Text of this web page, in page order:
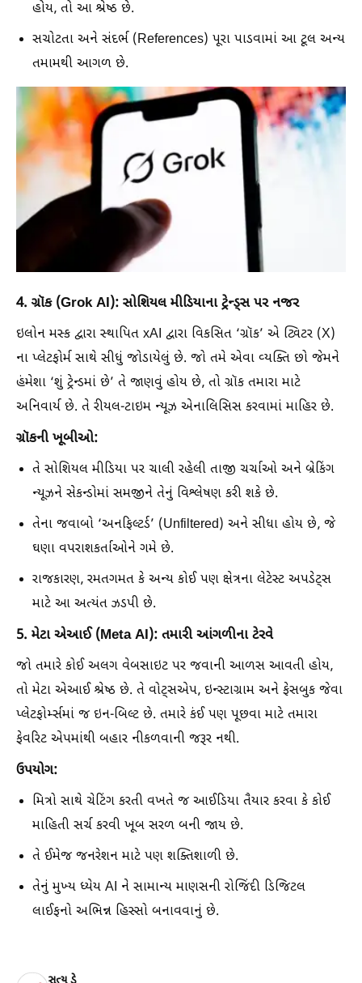
હોય, તો આ શ્રેષ્ઠ છે.
સચોટતા અને સંદર્ભ (References) પૂરા પાડવામાં આ ટૂલ અન્ય
તમામથી આગળ છે.
4. ગ્રૉક (Grok AI): સોશિયલ મીડિયાના ટ્રેન્ડ્સ પર નજર
ઇલોન મસ્ક દ્વારા સ્થાપિત xAI દ્વારા વિકસિત ‘ગ્રૉક’ એ ટ્વિટર (X)
ના પ્લેટફોર્મ સાથે સીધું જોડાયેલું છે. જો તમે એવા વ્યક્તિ છો જેમને
હંમેશા ‘શું ટ્રેન્ડમાં છે’ તે જાણવું હોય છે, તો ગ્રૉક તમારા માટે
અનિવાર્ય છે. તે રીયલ-ટાઇમ ન્યૂઝ એનાલિસિસ કરવામાં માહિર છે.
ગ્રૉકની ખૂબીઓ:
તે સોશિયલ મીડિયા પર ચાલી રહેલી તાજી ચર્ચાઓ અને બ્રેકિંગ
ન્યૂઝને સેકન્ડોમાં સમજીને તેનું વિશ્લેષણ કરી શકે છે.
તેના જવાબો ‘અનફિલ્ટર્ડ’ (Unfiltered) અને સીધા હોય છે, જે
ઘણા વપરાશકર્તાઓને ગમે છે.
રાજકારણ, રમતગમત કે અન્ય કોઈ પણ ક્ષેત્રના લેટેસ્ટ અપડેટ્સ
માટે આ અત્યંત ઝડપી છે.
5. મેટા એઆઈ (Meta AI): તમારી આંગળીના ટેરવે
જો તમારે કોઈ અલગ વેબસાઇટ પર જવાની આળસ આવતી હોય,
તો મેટા એઆઈ શ્રેષ્ઠ છે. તે વોટ્સએપ, ઇન્સ્ટાગ્રામ અને ફેસબુક જેવા
પ્લેટફોર્મ્સમાં જ ઇન-બિલ્ટ છે. તમારે કંઈ પણ પૂછવા માટે તમારા
ફેવરિટ એપમાંથી બહાર નીકળવાની જરૂર નથી.
ઉપયોગ:
મિત્રો સાથે ચેટિંગ કરતી વખતે જ આઈડિયા તૈયાર કરવા કે કોઈ
માહિતી સર્ચ કરવી ખૂબ સરળ બની જાય છે.
તે ઈમેજ જનરેશન માટે પણ શક્તિશાળી છે.
તેનું મુખ્ય ધ્યેય AI ને સામાન્ય માણસની રોજિંદી ડિજિટલ
લાઈફનો અભિન્ન હિસ્સો બનાવવાનું છે.